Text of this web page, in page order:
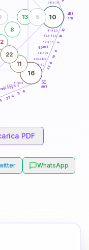
40
anni
50
anni
38,5-39
41-42,5
42,5-43,5
43,5-44
46-47,5
47,5-48,5
48,5-49
51-52,5
52,5-53,5
53,5-54
6
10
18
8
8
14
6
22
9
11
6
22
5
10
16
8
13 5
11
22
45anni
PDF
WhatsApp